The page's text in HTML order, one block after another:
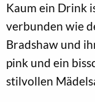
Kaum ein Drink
verbunden wie
Bradshaw und
pink und ein
stilvollen